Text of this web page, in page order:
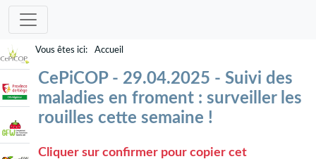
Accueil
CePiCOP - 29.04.2025 - Suivi des
maladies en froment : surveiller les
rouilles cette semaine !
Cliquer sur confirmer pour copier cet